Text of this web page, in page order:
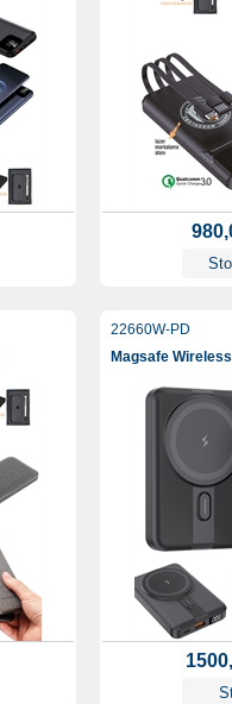
22660W-PD
Magsafe